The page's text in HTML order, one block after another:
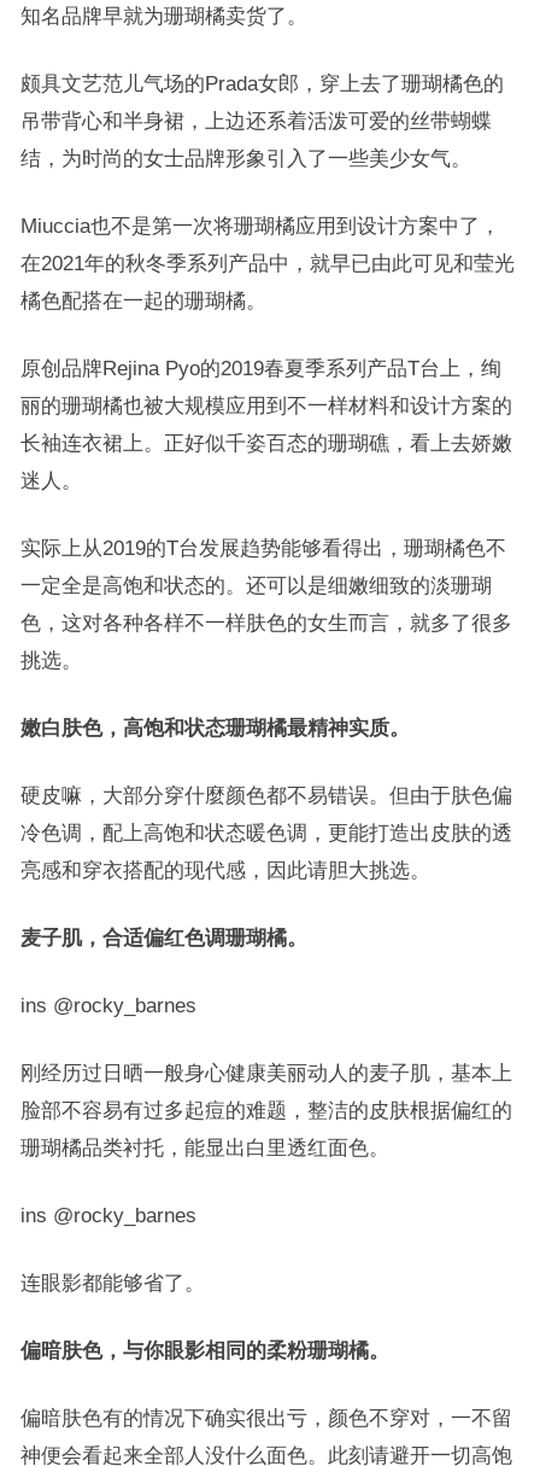
知名品牌早就为珊瑚橘卖货了。
颇具文艺范儿气场的Prada女郎，穿上去了珊瑚橘色的
吊带背心和半身裙，上边还系着活泼可爱的丝带蝴蝶
结，为时尚的女士品牌形象引入了一些美少女气。
Miuccia也不是第一次将珊瑚橘应用到设计方案中了，
在2021年的秋冬季系列产品中，就早已由此可见和莹光
橘色配搭在一起的珊瑚橘。
原创品牌Rejina Pyo的2019春夏季系列产品T台上，绚
丽的珊瑚橘也被大规模应用到不一样材料和设计方案的
长袖连衣裙上。正好似千姿百态的珊瑚礁，看上去娇嫩
迷人。
实际上从2019的T台发展趋势能够看得出，珊瑚橘色不
一定全是高饱和状态的。还可以是细嫩细致的淡珊瑚
色，这对各种各样不一样肤色的女生而言，就多了很多
挑选。
嫩白肤色， 高饱和状态珊瑚橘最精神实质。
硬皮嘛，大部分穿什麼颜色都不易错误。但由于肤色偏
冷色调，配上高饱和状态暖色调，更能打造出皮肤的透
亮感和穿衣搭配的现代感，因此请胆大挑选。
麦子肌，合适偏红色调珊瑚橘。
ins @rocky_barnes
刚经历过日晒一般身心健康美丽动人的麦子肌，基本上
脸部不容易有过多起痘的难题，整洁的皮肤根据偏红的
珊瑚橘品类衬托，能显出白里透红面色。
ins @rocky_barnes
连眼影都能够省了。
偏暗肤色，与你眼影相同的柔粉珊瑚橘。
偏暗肤色有的情况下确实很出亏，颜色不穿对，一不留
神便会看起来全部人没什么面色。此刻请避开一切高饱